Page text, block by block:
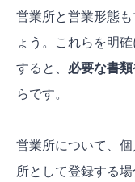
営業所と営業形態
ょう。これらを明
すると、 必要な書
らです。
営業所について、
所として登録する